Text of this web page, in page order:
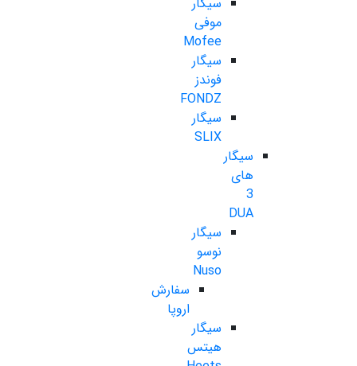
موفی
Mofee
سیگار
فوندز
FONDZ
سیگار
SLIX
سیگار
های
3
DUA
سیگار
نوسو
Nuso
سفارش
اروپا
سیگار
هیتس